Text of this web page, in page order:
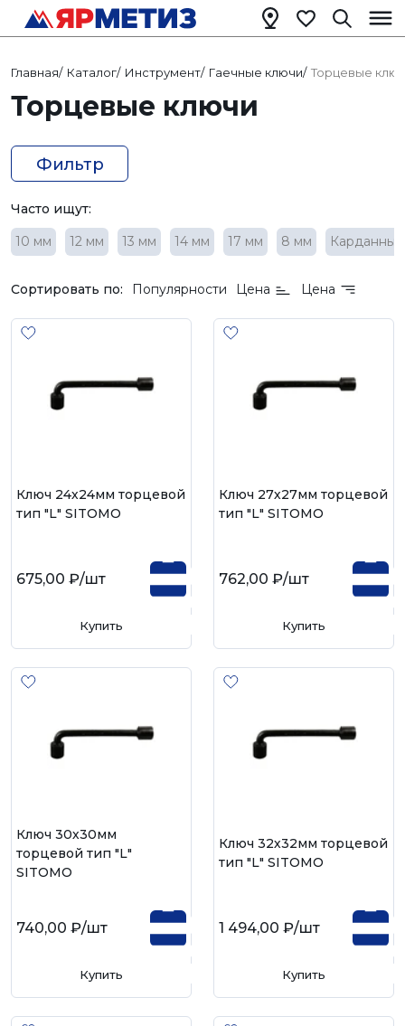
Главная/ Каталог/ Инструмент/ Гаечные ключи/ Торцевые
Торцевые ключи
Фильтр
Часто ищут:
10 мм
12 мм 13 мм 14 мм 17 мм 8 мм Карданные
Сортировать по: Популярности Цена Цена
Ключ 24х24мм торцевой
тип "L" SITOMO
675,00 ₽/шт
Купить
Ключ 27х27мм торцевой
тип "L" SITOMO
762,00 ₽/шт
Купить
Ключ 30х30мм
торцевой тип "L"
SITOMO
740,00 ₽/шт
Купить
Ключ 32х32мм торцевой
тип "L" SITOMO
1 494,00 ₽/шт
Купить